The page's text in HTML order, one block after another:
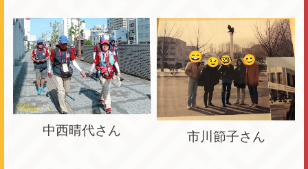
中西晴代さん 市川節子さん